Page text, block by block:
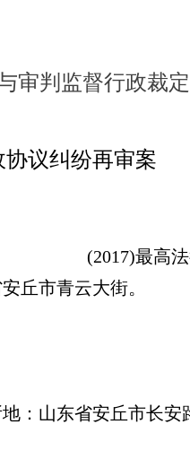
审判监督行政裁
议纠纷再审案
(2017)最高
丘市青云大街。
：山东省安丘市长安